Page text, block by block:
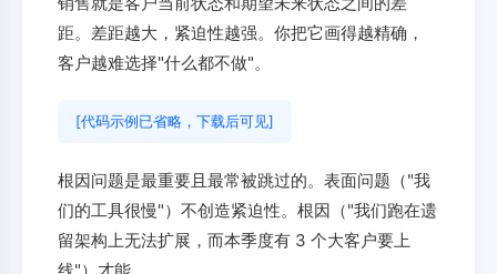
距。差距越大，紧迫性越强。你把它画得越精确，
客户越难选择"什么都不做"。
[代码示例已省略，下载后可见]
根因问题是最重要且最常被跳过的。表面问题（"我
们的工具很慢"）不创造紧迫性。根因（"我们跑在遗
留架构上无法扩展，而本季度有 3 个大客户要上